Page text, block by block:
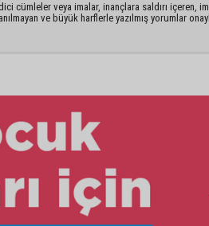
cümleler veya imalar, inançlara saldırı içeren,
ve büyük harflerle yazılmış yorumlar